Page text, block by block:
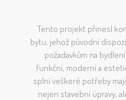
Tento projekt přinesl
bytu, jehož původní
požadavkům na
funkční, moderní a
splní veškeré potřeby
nejen stavební úpravy,